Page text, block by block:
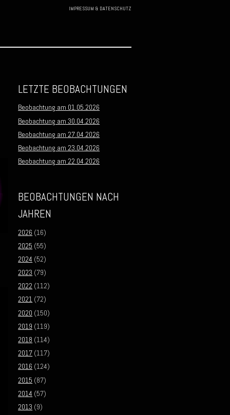
IMPRESSUM & DATENSCHUTZ
LETZTE BEOBACHTUNGEN
Beobachtung am 01.05.2026
Beobachtung am 30.04.2026
Beobachtung am 27.04.2026
Beobachtung am 23.04.2026
Beobachtung am 22.04.2026
BEOBACHTUNGEN NACH
JAHREN
2026 (16)
2025 (55)
2024 (52)
2023 (79)
2022 (112)
2021 (72)
2020 (150)
2019 (119)
2018 (114)
2017 (117)
2016 (124)
2015 (87)
2014 (57)
2013 (9)